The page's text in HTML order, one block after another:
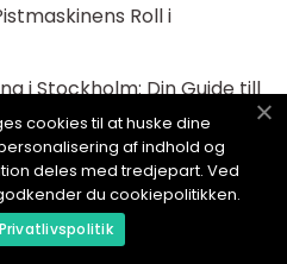
Roll i
i Stockholm: Din Guide till
Minnet av Ditt Livs
Hållbar Värme året runt
cookies til at huske dine
af indhold og
deles med tredjepart. Ved
du cookiepolitikken.
Privatlivspolitik